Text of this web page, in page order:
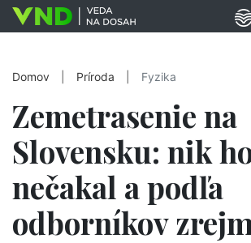
Domov Príroda Fyzika
Zemetrasenie na
Slovensku: nik
nečakal a podľa
odborníkov